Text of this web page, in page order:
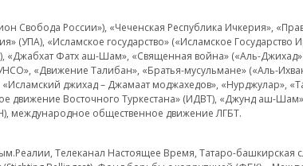
России»), «Чеченская Республика Ичкерия»,
(УПА), «Исламское государство» («Исламское
Фатх аш-Шам», «Священная война» («Аль-Джихад»
«Движение Талибан», «Братья-мусульмане» («Аль-
«Исламский джихад – Джамаат моджахедов», «Нурджулар»,
движение Восточного Туркестана» (ИДВТ), «Джунд аш-
международное общественное движение ЛГБТ.
Телеканал Настоящее Время, Татаро-